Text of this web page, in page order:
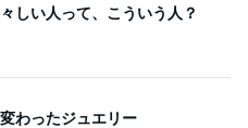
しい人って、こういう人？
わったジュエリー